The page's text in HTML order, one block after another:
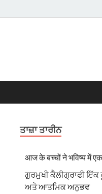
ਤਾਜ਼ਾ ਤਾਰੀਨ
आज के बच्चों ने भविष्य में
ਗੁਰਮੁਖੀ ਕੈਲੀਗ੍ਰਾਫੀ ਇੱਕ
ਅਤੇ ਆਤਮਿਕ ਅਨੁਭਵ